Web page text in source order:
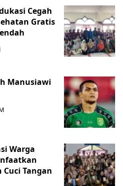
Cegah
Gratis
Manusiawi
Warga
Cuci Tangan